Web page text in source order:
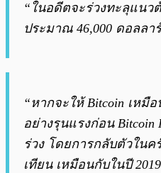
“ในอดีตจะร่วงทะลุแนว
ประมาณ 46,000 ดอลลา
“หากจะให้ Bitcoin เหมื
อย่างรุนแรงก่อน Bitcoin
ร่วง โดยการกลับตัวในค
เทียน เหมือนกับในปี